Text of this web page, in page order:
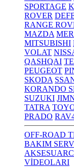
SPORTAGE
ROVER
RANGE
MAZDA
MITSUBISHI
VOLAT
QASHQAI
PEUGEOT
SKODA
KORANDO
SUZUKI
TATRA
PRADO
OFF-ROAD
BAKIM
VİDEOLARI